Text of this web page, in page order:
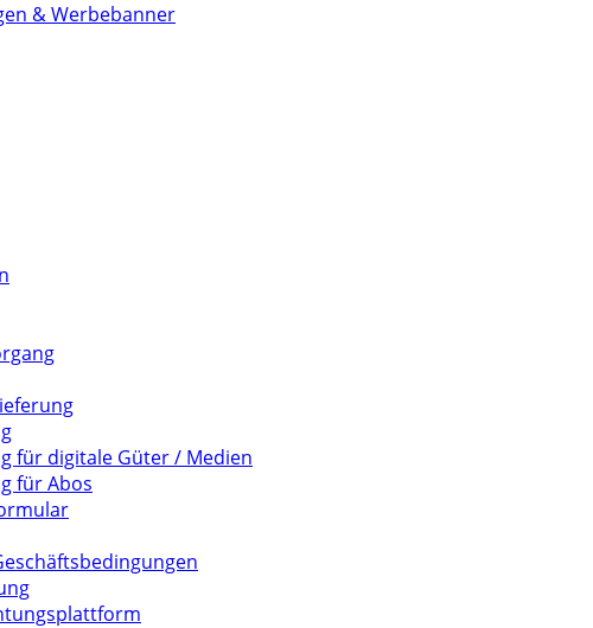
& Werbebanner
für digitale Güter / Medien
für Abos